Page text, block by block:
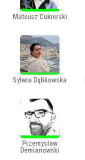
Mateusz Cukierski
Sylwia Dąbkowska
Przemysław
Demianowski